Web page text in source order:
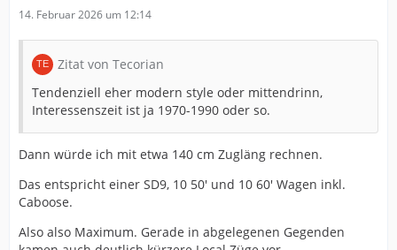
14. Februar 2026 um 12:14
Zitat von Tecorian
Tendenziell eher modern style oder mittendrinn,
Interessenszeit ist ja 1970-1990 oder so.
Dann würde ich mit etwa 140 cm Zugläng rechnen.
Das entspricht einer SD9, 10 50' und 10 60' Wagen inkl.
Caboose.
Also also Maximum. Gerade in abgelegenen Gegenden